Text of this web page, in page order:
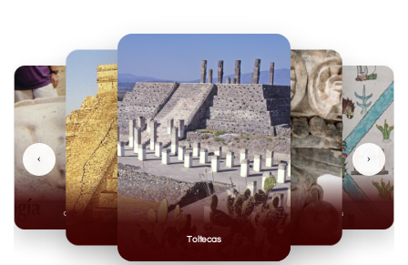
Toltecas
Mexicas
Olmecas
‹ ›